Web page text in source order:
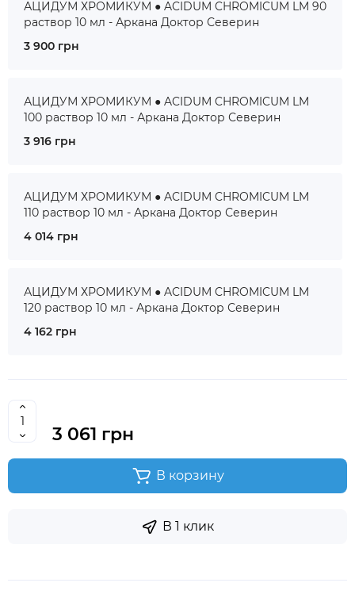
АЦИДУМ ХРОМИКУМ ● ACIDUM CHROMICUM LM 90
раствор 10 мл - Аркана Доктор Северин
3 900 грн
АЦИДУМ ХРОМИКУМ ● ACIDUM CHROMICUM LM
100 раствор 10 мл - Аркана Доктор Северин
3 916 грн
АЦИДУМ ХРОМИКУМ ● ACIDUM CHROMICUM LM
110 раствор 10 мл - Аркана Доктор Северин
4 014 грн
АЦИДУМ ХРОМИКУМ ● ACIDUM CHROMICUM LM
120 раствор 10 мл - Аркана Доктор Северин
4 162 грн
3 061 грн
В корзину
В 1 клик